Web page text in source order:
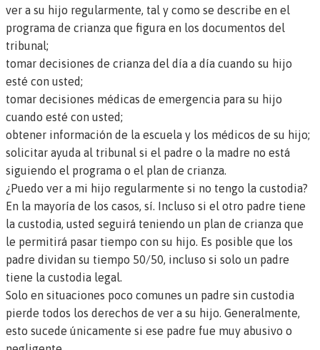
ver a su hijo regularmente, tal y como se describe en el
programa de crianza que figura en los documentos del
tribunal;
tomar decisiones de crianza del día a día cuando su hijo
esté con usted;
tomar decisiones médicas de emergencia para su hijo
cuando esté con usted;
obtener información de la escuela y los médicos de su hijo;
solicitar ayuda al tribunal si el padre o la madre no está
siguiendo el programa o el plan de crianza.
¿Puedo ver a mi hijo regularmente si no tengo la custodia?
En la mayoría de los casos, sí. Incluso si el otro padre tiene
la custodia, usted seguirá teniendo un plan de crianza que
le permitirá pasar tiempo con su hijo. Es posible que los
padre dividan su tiempo 50/50, incluso si solo un padre
tiene la custodia legal.
Solo en situaciones poco comunes un padre sin custodia
pierde todos los derechos de ver a su hijo. Generalmente,
esto sucede únicamente si ese padre fue muy abusivo o